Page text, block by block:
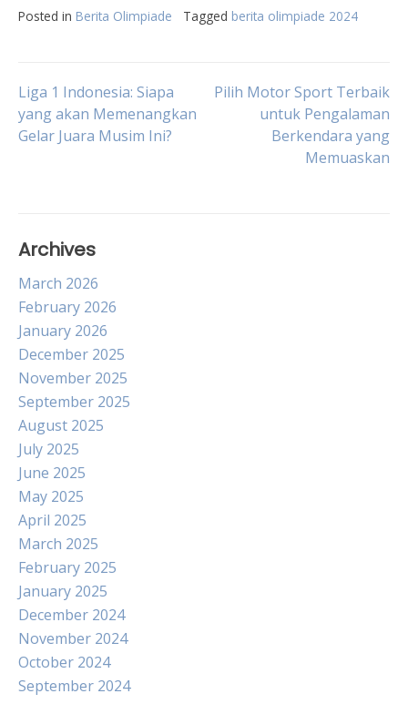
Posted in Berita Olimpiade Tagged berita olimpiade 2024
Post
navigation
Liga 1 Indonesia: Siapa
yang akan Memenangkan
Gelar Juara Musim Ini?
Pilih Motor Sport Terbaik
untuk Pengalaman
Berkendara yang
Memuaskan
Archives
March 2026
February 2026
January 2026
December 2025
November 2025
September 2025
August 2025
July 2025
June 2025
May 2025
April 2025
March 2025
February 2025
January 2025
December 2024
November 2024
October 2024
September 2024